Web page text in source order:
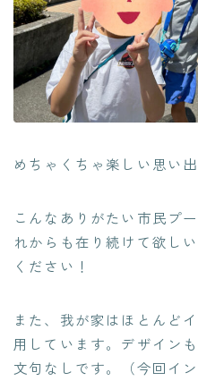
めちゃくちゃ楽しい思い
こんなありがたい市民プ
れからも在り続けて欲し
ください！
また、我が家はほとんど
用しています。デザイン
文句なしです。（今回イ